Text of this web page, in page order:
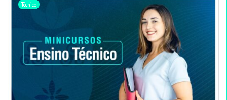
Técnico